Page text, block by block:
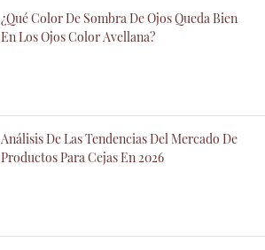
¿Qué Color De Sombra De Ojos Queda Bien
En Los Ojos Color Avellana?
Análisis De Las Tendencias Del Mercado De
Productos Para Cejas En 2026